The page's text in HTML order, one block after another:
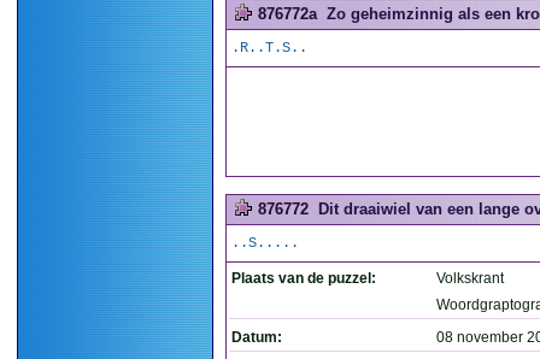
876772a Zo geheimzinnig als een
.R..T.S..
876772 Dit draaiwiel van een lange
..S.....
Plaats van de puzzel:
Volkskrant
Datum:
08 november